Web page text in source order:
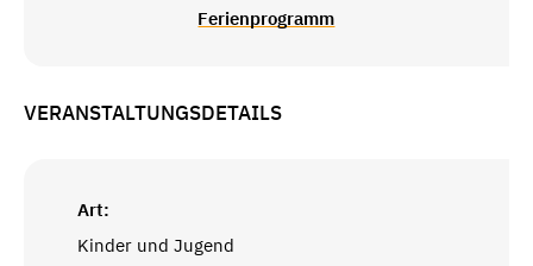
Ferienprogramm
VERANSTALTUNGSDETAILS
Art:
Kinder und Jugend